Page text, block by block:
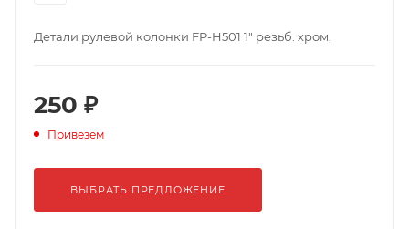
Детали рулевой колонки FP-H501 1" резьб. хром,
250 ₽
Привезем
ВЫБРАТЬ ПРЕДЛОЖЕНИЕ